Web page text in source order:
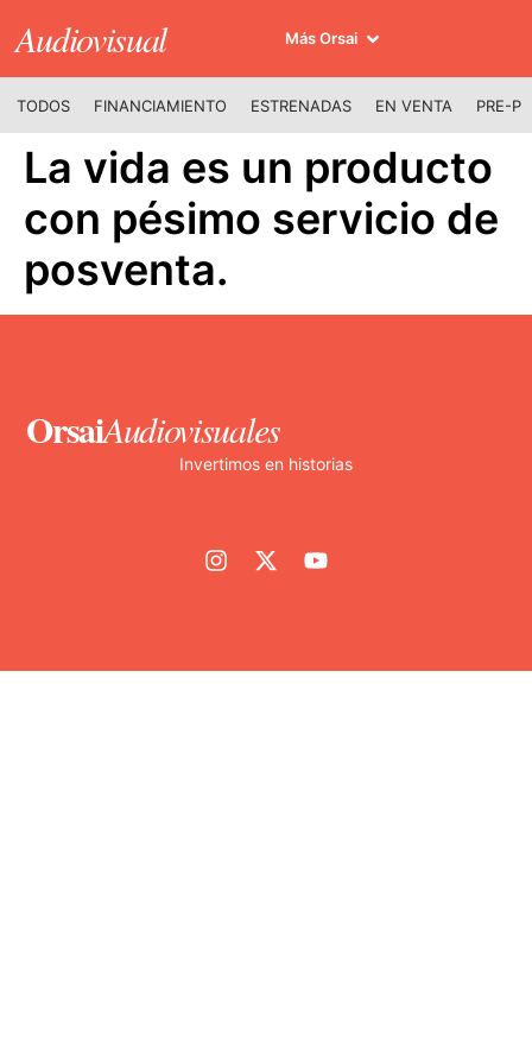
Audiovisual Más Orsai
TODOS FINANCIAMIENTO ESTRENADAS EN VENTA PRE-
La vida es un producto
con pésimo servicio de
posventa.
OrsaiAudiovisuales
Invertimos en historias